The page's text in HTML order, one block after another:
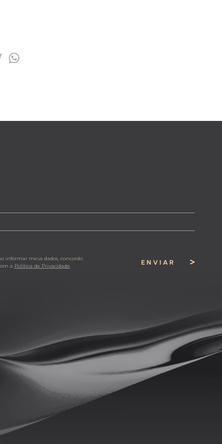
informar meus dados, concordo
a Política de Privacidade. ENVIAR